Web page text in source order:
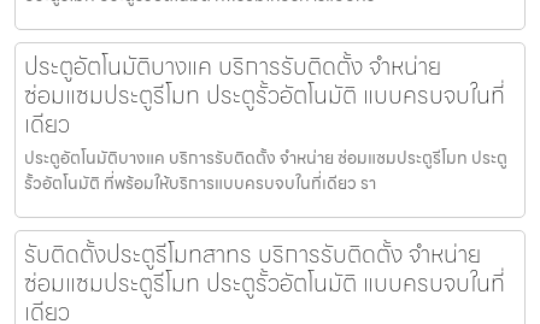
ประตูอัตโนมัติบางแค บริการรับติดตั้ง จำหน่าย
ซ่อมแซมประตูรีโมท ประตูรั้วอัตโนมัติ แบบครบจบในที่
เดียว
ประตูอัตโนมัติบางแค บริการรับติดตั้ง จำหน่าย ซ่อมแซมประตูรีโมท ประตู
รั้วอัตโนมัติ ที่พร้อมให้บริการแบบครบจบในที่เดียว รา
รับติดตั้งประตูรีโมทสาทร บริการรับติดตั้ง จำหน่าย
ซ่อมแซมประตูรีโมท ประตูรั้วอัตโนมัติ แบบครบจบในที่
เดียว